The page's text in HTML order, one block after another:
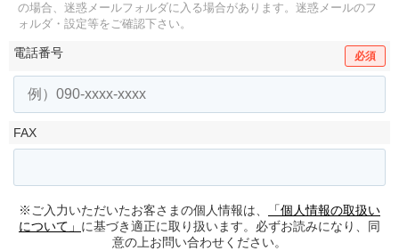
の場合、迷惑メールフォルダに入る場合があります。 迷惑メールのフ
ォルダ・設定等をご確認下さい。
電話番号 必須
FAX
※ご入力いただいたお客さまの個人情報は、
「個人情報の取扱い
について」 に基づき適正に取り扱います。必ずお読みになり、同
意の上お問い合わせください。